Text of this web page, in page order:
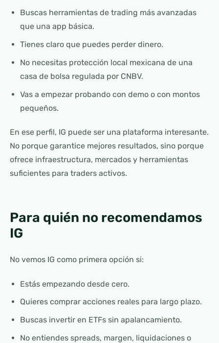
Buscas herramientas de trading más avanzadas
que una app básica.
Tienes claro que puedes perder dinero.
No necesitas protección local mexicana de una
casa de bolsa regulada por CNBV.
Vas a empezar probando con demo o con montos
pequeños.
En ese perfil, IG puede ser una plataforma interesante.
No porque garantice mejores resultados, sino porque
ofrece infraestructura, mercados y herramientas
suficientes para traders activos.
Para quién no recomendamos
IG
No vemos IG como primera opción si:
Estás empezando desde cero.
Quieres comprar acciones reales para largo plazo.
Buscas invertir en ETFs sin apalancamiento.
No entiendes spreads, margen, liquidaciones o